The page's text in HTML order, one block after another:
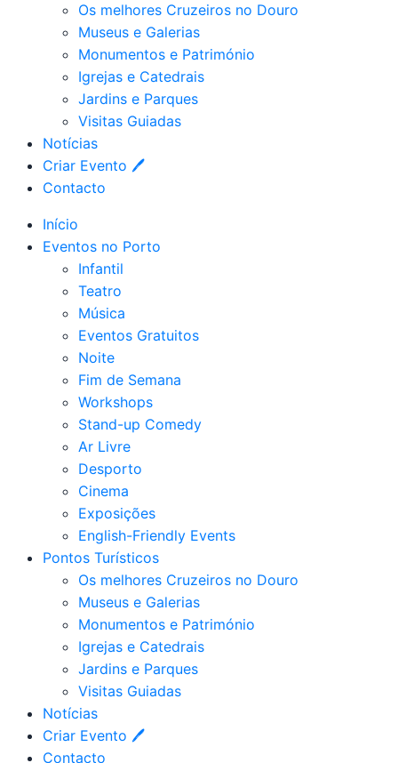
Os melhores Cruzeiros no Douro​
Museus e Galerias
Monumentos e Património
Igrejas e Catedrais
Jardins e Parques
Visitas Guiadas
Notícias
Criar Evento 🖊
Contacto
Início
Eventos no Porto
Infantil
Teatro
Música
Eventos Gratuitos
Noite
Fim de Semana
Workshops
Stand-up Comedy
Ar Livre
Desporto
Cinema
Exposições
English-Friendly Events
Pontos Turísticos
Os melhores Cruzeiros no Douro​
Museus e Galerias
Monumentos e Património
Igrejas e Catedrais
Jardins e Parques
Visitas Guiadas
Notícias
Criar Evento 🖊
Contacto